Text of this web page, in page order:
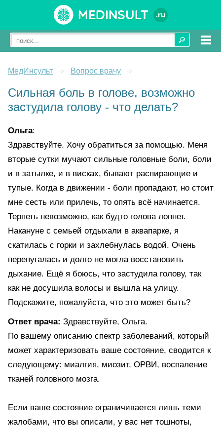
Medinsult .ru
МедИнсульт -> Вопрос врачу ->
Сильная боль в голове, возможно
застудила голову - что делать?
Ольга:
Здравствуйте. Хочу обратиться за помощью. Меня
вторые сутки мучают сильные головные боли, боли
и в затылке, и в висках, бывают распирающие и
тупые. Когда в движении - боли пропадают, но стоит
мне сесть или прилечь, то опять всё начинается.
Терпеть невозможно, как будто голова лопнет.
Накануне с семьей отдыхали в аквапарке, я
скатилась с горки и захлебнулась водой. Очень
перепугалась и долго не могла восстановить
дыхание. Ещё я боюсь, что застудила голову, так
как не досушила волосы и вышла на улицу.
Подскажите, пожалуйста, что это может быть?
Ответ врача: Здравствуйте, Ольга.
По вашему описанию спектр заболеваний, который
может характеризовать ваше состояние, сводится к
следующему: миалгия, миозит, ОРВИ, воспаление
тканей головного мозга.
Если ваше состояние ограничивается лишь теми
жалобами, что вы описали, у вас нет тошноты,